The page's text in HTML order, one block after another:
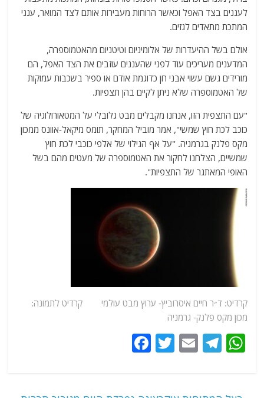
לעננים בצד האפל וכאשר הרוחות מעבירות אותם לצד המואר, ענני
המתכת מתאדים לגזים.
אולם בשל ההיעדרות של אלומיניום וטיטניום מהאטמוספרה,
המדענים מעריכים עוד לפני שהעננים עוזבים את הצד האפל, הם
מורידים גשם עשוי אבני חן כדוגמת אודם או ספיר בשכבות עמוקות
של האטמוספרה שלא ניתן לקיים בהן תצפיות.
"עם התצפית הזו, אנחנו מקבלים מבט גלובלי על המטאורולוגיה של
כוכב לכת חוץ שמשי", אמר מוביל המחקר, תומס מיקאל-אוונס ממכון
מקס פלנק בגרמניה. "על אף הגילוי של אלפי כוכבי לכת חוץ
שמשיים, הצלחנו לחקור את האטמוספרה של מעטים מהם בשל
האופי המאתגר של התצפיות".
קרדיט: ד״ר חיים איסרוביץ- ערוץ מבט עולמי קרדיט לתמונה:
מכון מקס פלנק- גרמניה
W
T
E
T